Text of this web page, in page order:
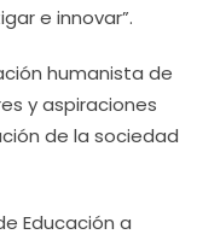
e innovar”.
humanista de
y aspiraciones
de la sociedad
Educación a